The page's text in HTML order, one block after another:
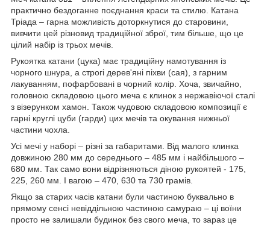
практично бездоганне поєднання краси та стилю. Катана
Тріада – гарна можливість доторкнутися до старовини,
вивчити цей різновид традиційної зброї, тим більше, що це
цілий набір із трьох мечів.
Рукоятка катани (цука) має традиційну намотування із
чорного шнура, а строгі дерев'яні піхви (сая), з гарним
лакуванням, пофарбовані в чорний колір. Хоча, звичайно,
головною складовою цього меча є клинок з нержавіючої сталі
з візерунком хамон. Також чудовою складовою композиції є
гарні круглі цуби (гарди) цих мечів та окування нижньої
частини чохла.
Усі мечі у наборі – різні за габаритами. Від малого клинка
довжиною 280 мм до середнього – 485 мм і найбільшого –
680 мм. Так само вони відрізняються діною рукоятей - 175,
225, 260 мм. І вагою – 470, 630 та 730 грамів.
Якщо за старих часів катани були частиною буквально в
прямому сенсі невіддільною частиною самураю – ці воїни
просто не залишали будинок без свого меча, то зараз це